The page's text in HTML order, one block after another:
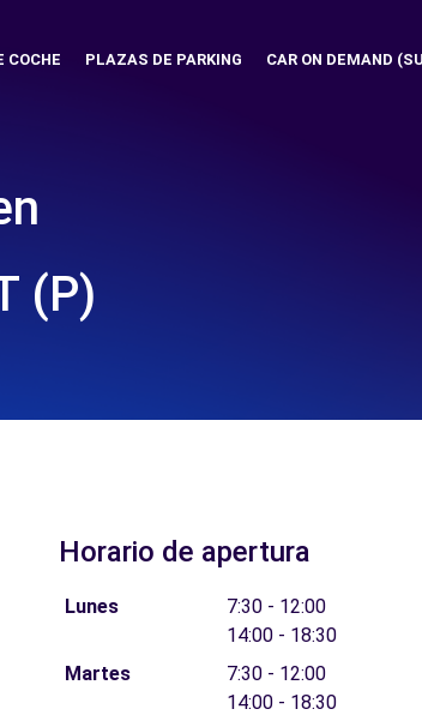
COCHE PLAZAS DE PARKING CAR ON DEMAND
(P)
Horario de apertura
Lunes
7:30 - 12:00
14:00 - 18:30
Martes
7:30 - 12:00
14:00 - 18:30